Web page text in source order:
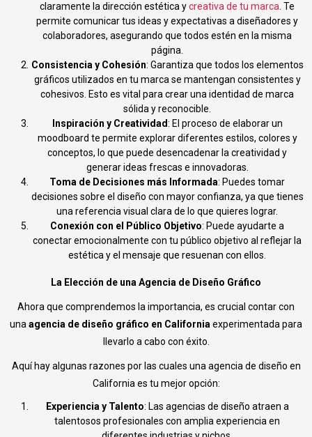
claramente la dirección estética ycreativa de tu marca. Te
permite comunicar tus ideas y expectativas a diseñadores y
colaboradores, asegurando que todos estén en la misma
página.
Consistencia y Cohesión: Garantiza que todos los elementos
gráficos utilizados en tu marca se mantengan consistentes y
cohesivos. Esto es vital para crear una identidad de marca
sólida y reconocible.
Inspiración y Creatividad: El proceso de elaborar un
moodboard te permite explorar diferentes estilos, colores y
conceptos, lo que puede desencadenar la creatividad y
generar ideas frescas e innovadoras.
Toma de Decisiones más Informada: Puedes tomar
decisiones sobre el diseño con mayor confianza, ya que tienes
una referencia visual clara de lo que quieres lograr.
Conexión con el Público Objetivo: Puede ayudarte a
conectar emocionalmente con tu público objetivo al reflejar la
estética y el mensaje que resuenan con ellos.
La Elección de una Agencia de Diseño Gráfico
Ahora que comprendemos la importancia, es crucial contar con
unaagencia de diseño gráfico en Californiaexperimentada para
llevarlo a cabo con éxito.
Aquí hay algunas razones por las cuales una agencia de diseño en
California es tu mejor opción:
Experiencia y Talento: Las agencias de diseño atraen a
talentosos profesionales con amplia experiencia en